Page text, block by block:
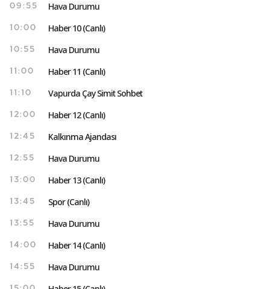
09:55 Hava Durumu
10:00 Haber 10 (Canlı)
10:55 Hava Durumu
11:00 Haber 11 (Canlı)
11:10 Vapurda Çay Simit Sohbet
12:00 Haber 12 (Canlı)
12:45 Kalkınma Ajandası
12:55 Hava Durumu
13:00 Haber 13 (Canlı)
13:45 Spor (Canlı)
13:55 Hava Durumu
14:00 Haber 14 (Canlı)
14:55 Hava Durumu